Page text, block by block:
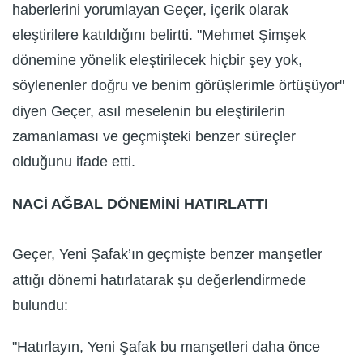
haberlerini yorumlayan Geçer, içerik olarak
eleştirilere katıldığını belirtti. "Mehmet Şimşek
dönemine yönelik eleştirilecek hiçbir şey yok,
söylenenler doğru ve benim görüşlerimle örtüşüyor"
diyen Geçer, asıl meselenin bu eleştirilerin
zamanlaması ve geçmişteki benzer süreçler
olduğunu ifade etti.
NACİ AĞBAL DÖNEMİNİ HATIRLATTI
Geçer, Yeni Şafak’ın geçmişte benzer manşetler
attığı dönemi hatırlatarak şu değerlendirmede
bulundu:
"Hatırlayın, Yeni Şafak bu manşetleri daha önce